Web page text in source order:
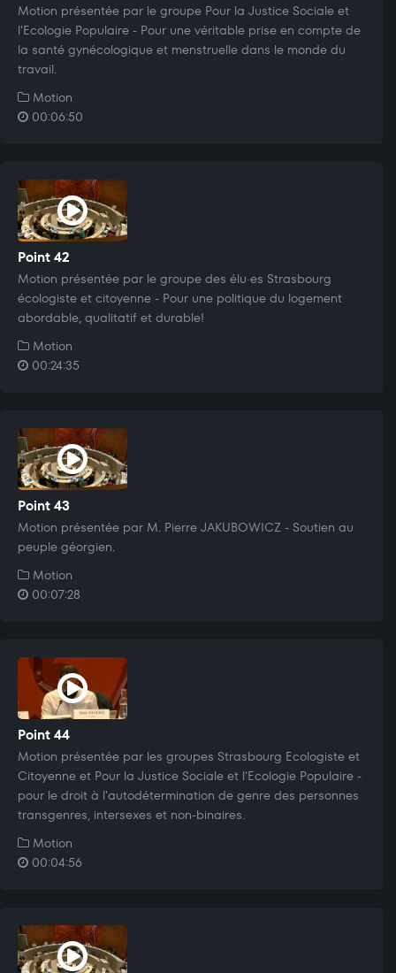
Motion présentée par le groupe Pour la Justice Sociale et
l'Ecologie Populaire - Pour une véritable prise en compte de
la santé gynécologique et menstruelle dans le monde du
travail.
Motion
00:06:50
Point 42
Motion présentée par le groupe des élu·es Strasbourg
écologiste et citoyenne - Pour une politique du logement
abordable, qualitatif et durable!
Motion
00:24:35
Point 43
Motion présentée par M. Pierre JAKUBOWICZ - Soutien au
peuple géorgien.
Motion
00:07:28
Point 44
Motion présentée par les groupes Strasbourg Ecologiste et
Citoyenne et Pour la Justice Sociale et l'Ecologie Populaire -
pour le droit à l'autodétermination de genre des personnes
transgenres, intersexes et non-binaires.
Motion
00:04:56